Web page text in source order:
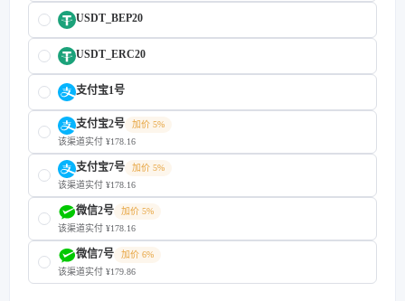
USDT_BEP20
USDT_ERC20
支付宝1号
支付宝2号
加价 5%
该渠道实付 ¥178.16
支付宝7号
加价 5%
该渠道实付 ¥178.16
微信2号
加价 5%
该渠道实付 ¥178.16
微信7号
加价 6%
该渠道实付 ¥179.86